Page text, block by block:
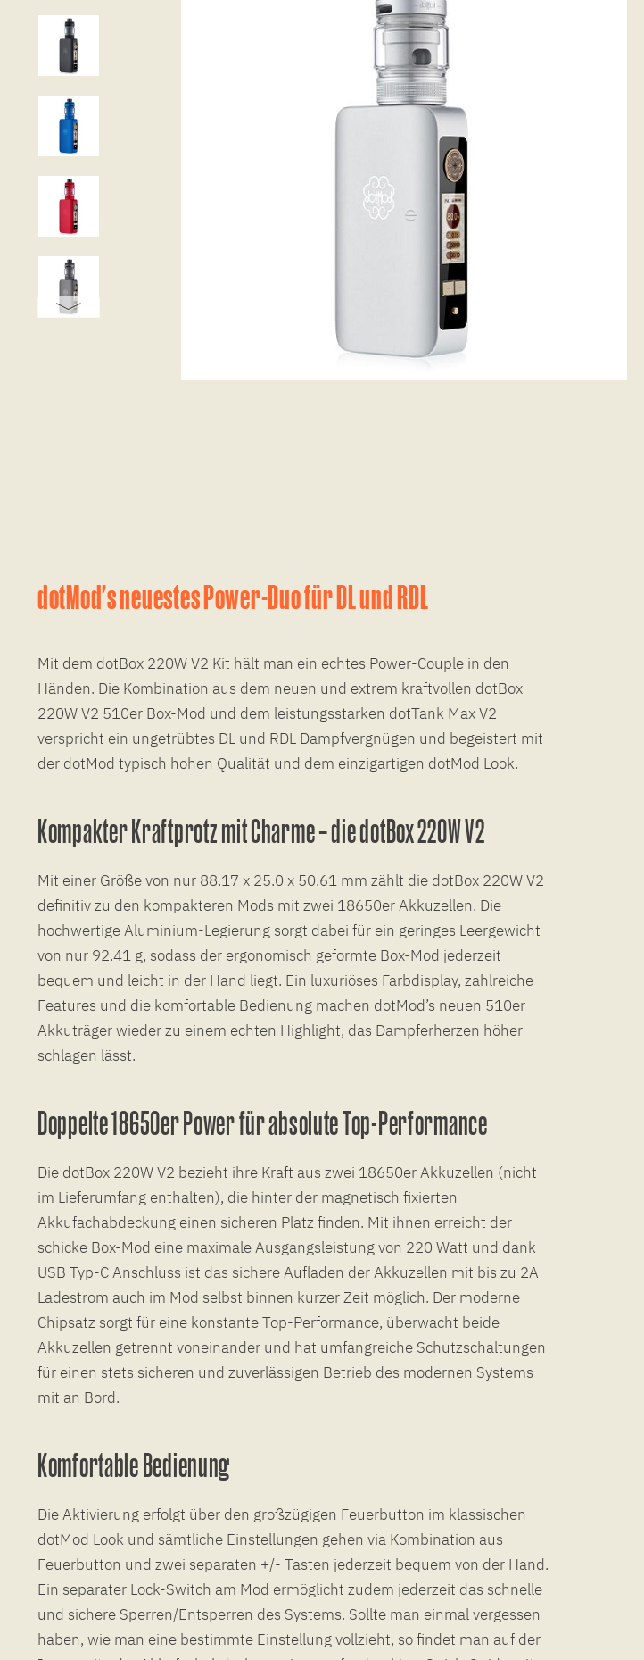
dotMod's neuestes Power-Duo für DL und RDL
Mit dem dotBox 220W V2 Kit hält man ein echtes Power-Couple in den
Händen. Die Kombination aus dem neuen und extrem kraftvollen dotBox
220W V2 510er Box-Mod und dem leistungsstarken dotTank Max V2
verspricht ein ungetrübtes DL und RDL Dampfvergnügen und begeistert mit
der dotMod typisch hohen Qualität und dem einzigartigen dotMod Look.
Kompakter Kraftprotz mit Charme – die dotBox 220W V2
Mit einer Größe von nur 88.17 x 25.0 x 50.61 mm zählt die dotBox 220W V2
definitiv zu den kompakteren Mods mit zwei 18650er Akkuzellen. Die
hochwertige Aluminium-Legierung sorgt dabei für ein geringes Leergewicht
von nur 92.41 g, sodass der ergonomisch geformte Box-Mod jederzeit
bequem und leicht in der Hand liegt. Ein luxuriöses Farbdisplay, zahlreiche
Features und die komfortable Bedienung machen dotMod’s neuen 510er
Akkuträger wieder zu einem echten Highlight, das Dampferherzen höher
schlagen lässt.
Doppelte 18650er Power für absolute Top-Performance
Die dotBox 220W V2 bezieht ihre Kraft aus zwei 18650er Akkuzellen (nicht
im Lieferumfang enthalten), die hinter der magnetisch fixierten
Akkufachabdeckung einen sicheren Platz finden. Mit ihnen erreicht der
schicke Box-Mod eine maximale Ausgangsleistung von 220 Watt und dank
USB Typ-C Anschluss ist das sichere Aufladen der Akkuzellen mit bis zu 2A
Ladestrom auch im Mod selbst binnen kurzer Zeit möglich. Der moderne
Chipsatz sorgt für eine konstante Top-Performance, überwacht beide
Akkuzellen getrennt voneinander und hat umfangreiche Schutzschaltungen
für einen stets sicheren und zuverlässigen Betrieb des modernen Systems
mit an Bord.
Komfortable Bedienung
Die Aktivierung erfolgt über den großzügigen Feuerbutton im klassischen
dotMod Look und sämtliche Einstellungen gehen via Kombination aus
Feuerbutton und zwei separaten +/- Tasten jederzeit bequem von der Hand.
Ein separater Lock-Switch am Mod ermöglicht zudem jederzeit das schnelle
und sichere Sperren/Entsperren des Systems. Sollte man einmal vergessen
haben, wie man eine bestimmte Einstellung vollzieht, so findet man auf der